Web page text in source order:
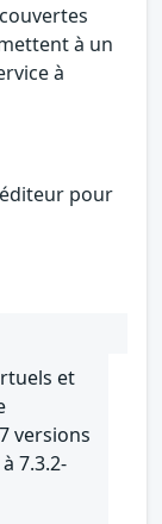
à un
à
pour
et
versions
7.3.2-